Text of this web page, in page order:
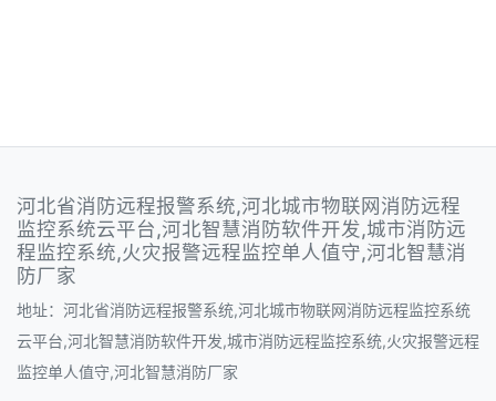
河北省消防远程报警系统,河北城市物联网消防远程
监控系统云平台,河北智慧消防软件开发,城市消防远
程监控系统,火灾报警远程监控单人值守,河北智慧消
防厂家
地址：河北省消防远程报警系统,河北城市物联网消防远程监控系统
云平台,河北智慧消防软件开发,城市消防远程监控系统,火灾报警远程
监控单人值守,河北智慧消防厂家